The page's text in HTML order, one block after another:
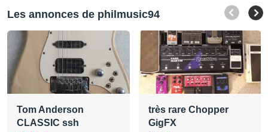
Les annonces de philmusic94
Tom Anderson
CLASSIC ssh
très rare Chopper
GigFX